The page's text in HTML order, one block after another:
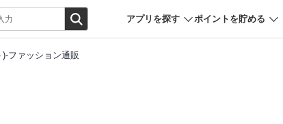
アプリを探す ポイントを貯める
ファッション通販